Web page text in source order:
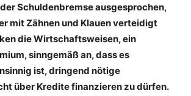
Schuldenbremse ausgesprochen,
mit Zähnen und Klauen verteidigt
die Wirtschaftsweisen, ein
sinngemäß an, dass es
ist, dringend nötige
über Kredite finanzieren zu dürfen.